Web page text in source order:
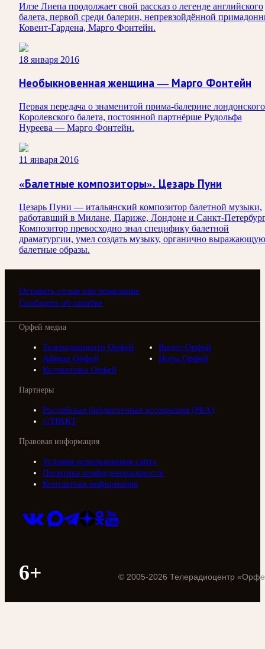
Илзе Лиепа продолжает свой рассказ о легенде английского
балета, первой среди балерин, непревзойдённой
Ковент-Гардена, Марго Фонтейн.
18 января 2016
Необыкновенная женщина — Марго Фонтейн
Первая передача о знаменитой прима-балерине лондонского
Королевского балета, постоянной партнёрше Рудольфа
Нуреева — Марго Фонтейн.
11 января 2016
«Балетные композиторы». Цезарь Пуни
Цезарь Пуни — итальянский композитор балетной музыки,
работавший в Милане, Париже, Лондоне и Санкт-
Композитор превосходно знал специфику балетной
драматургии, умел создать музыку, органично выражающую
балетные образы.
Оставить отзыв или пожелание
Сообщить об ошибке
Орфей медиа
Телерадиоцентр Орфей
Видео Орфей
Афиша Орфей
Ноты Орфей
Коллективы Орфей
Партнеры
Российская библиотечная ассоциация (РБА)
///ТРАКТ
Правовая информация
Условия использования сайта
Политика конфиденциальности
Контактная информация
6+ © 2005-2026 Телерадиоцентр